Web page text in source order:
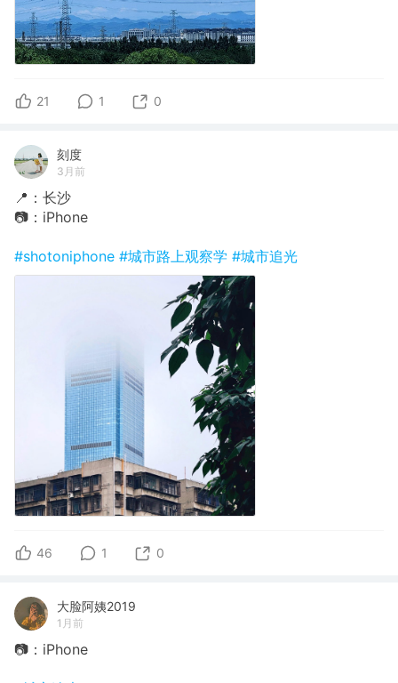
21 1 0
刻度
3月前
📍：长沙
📷：iPhone
#shotoniphone #城市路上观察学 #城市追光
46 1 0
大脸阿姨2019
1月前
📷：iPhone